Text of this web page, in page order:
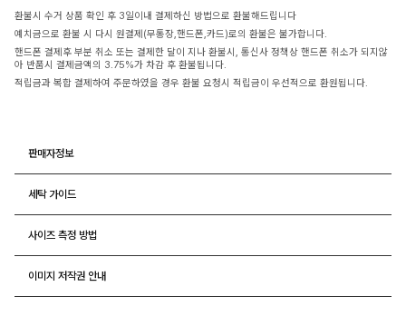
환불시 수거 상품 확인 후 3일이내 결제하신 방법으로 환불해드립니다
예치금으로 환불 시 다시 원결제(무통장,핸드폰,카드)로의 환불은 불가합니다.
핸드폰 결제후 부분 취소 또는 결제한 달이 지나 환불시, 통신사 정책상 핸드폰 취소가 되지않
아 반품시 결제금액의 3.75%가 차감 후 환불됩니다.
적립금과 복합 결제하여 주문하였을 경우 환불 요청시 적립금이 우선적으로 환원됩니다.
판매자정보
세탁 가이드
사이즈 측정 방법
이미지 저작권 안내